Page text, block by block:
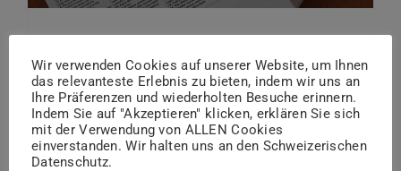
Rechtsmittel zur Selbstbestimmung
ist der Vorsorgeauftrag
ByZwicker Stephan | Dezember 6th, 2021 | Categories:
Vorsorge-Blog
Wir verwenden Cookies auf unserer Website, um Ihnen
das relevanteste Erlebnis zu bieten, indem wir uns an
Ihre Präferenzen und wiederholten Besuche erinnern.
Indem Sie auf "Akzeptieren" klicken, erklären Sie sich
mit der Verwendung von ALLEN Cookies
einverstanden. Wir halten uns an den Schweizerischen
Datenschutz.